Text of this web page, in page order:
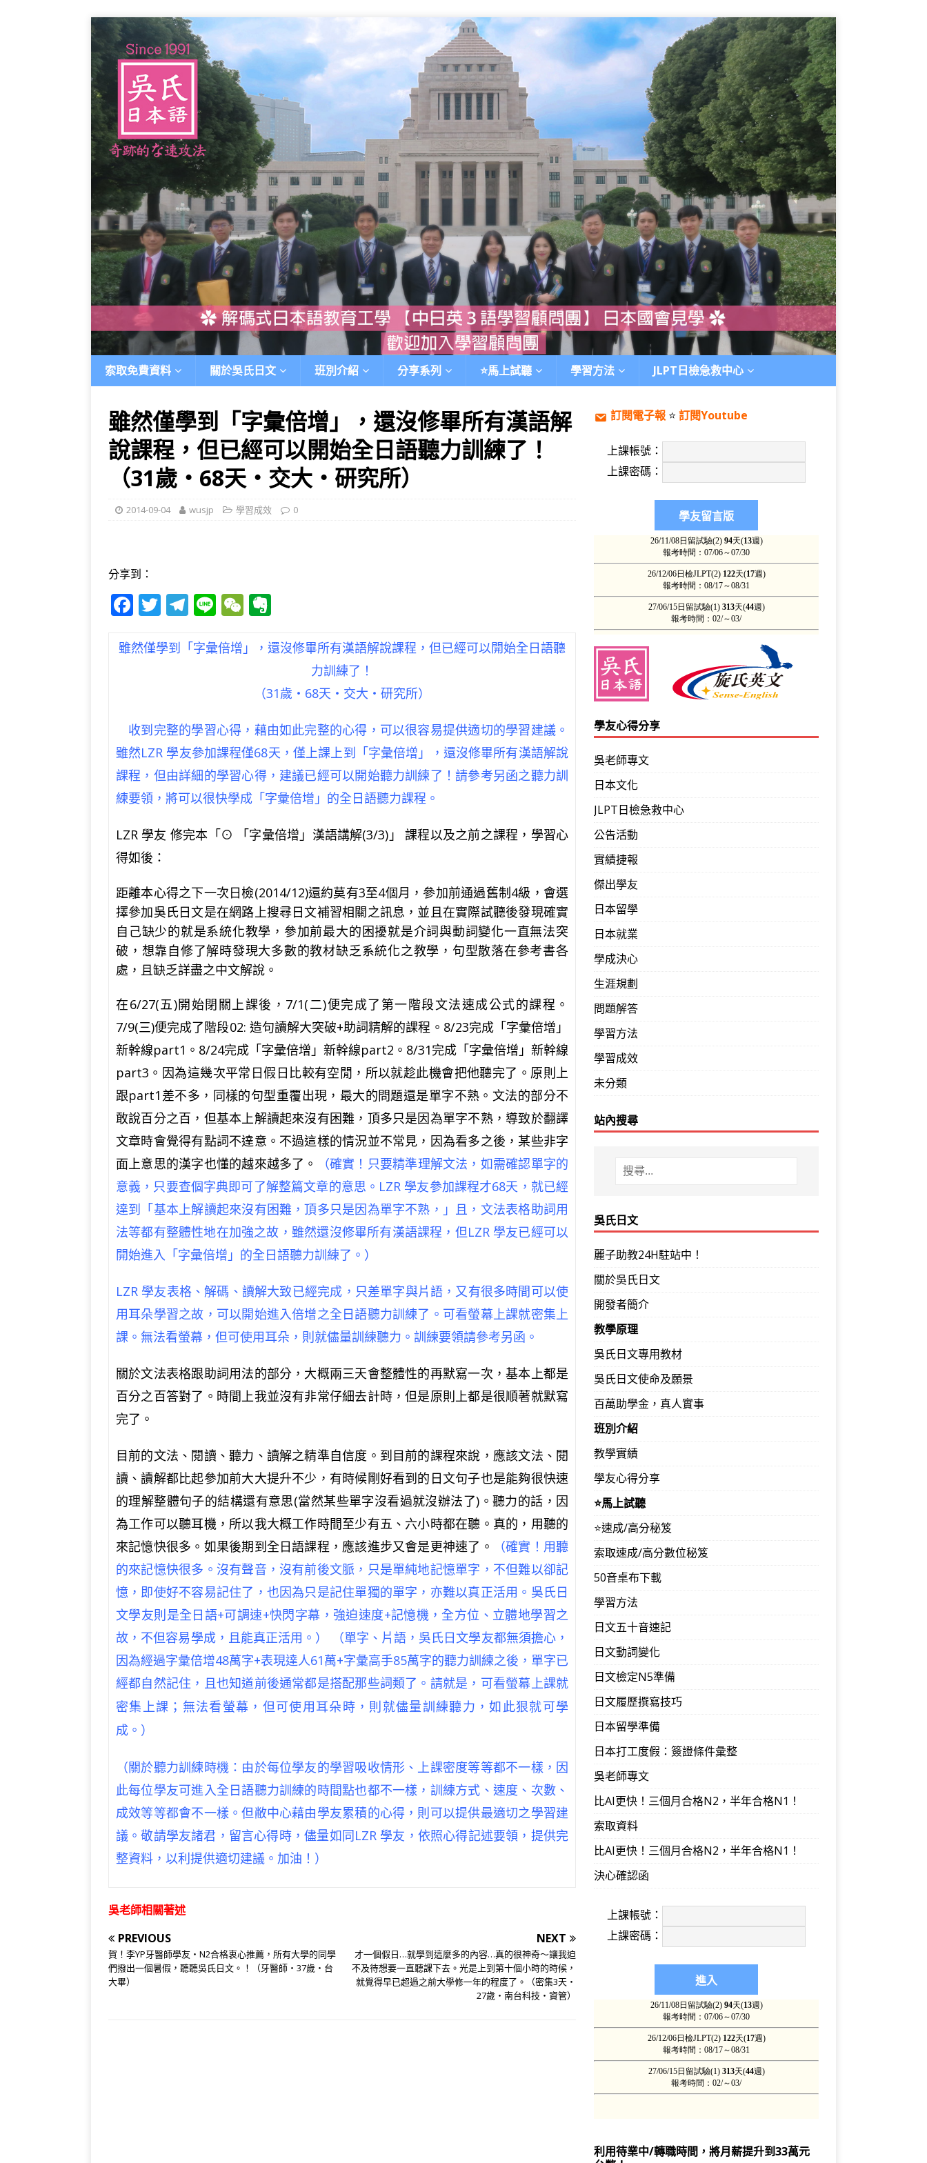
索取免費資料 關於吳氏日文 班別介紹 分享系列 ⭐️馬上試聽 學習方法 JLPT日檢急救中心
雖然僅學到「字彙倍增」，還沒修畢所有漢語解
說課程，但已經可以開始全日語聽力訓練了！
（31歲‧68天‧交大‧研究所）
2014-09-04 wusjp 學習成效 0
分享到：
F
c
o
k
T
it
T
e
Li
e
W
C
at
e
n
te
雖然僅學到「字彙倍增」，還沒修畢所有漢語解說課程，但已經可以開始全日語聽
力訓練了！
（31歲‧68天‧交大‧研究所）
收到完整的學習心得，藉由如此完整的心得，可以很容易提供適切的學習建議。
雖然LZR 學友參加課程僅68天，僅上課上到「字彙倍增」，還沒修畢所有漢語解說
課程，但由詳細的學習心得，建議已經可以開始聽力訓練了！請參考另函之聽力訓
練要領，將可以很快學成「字彙倍增」的全日語聽力課程。
LZR 學友 修完本「⊙ 「字彙倍增」漢語講解(3/3)」 課程以及之前之課程，學習心
得如後：
距離本心得之下一次日檢(2014/12)還約莫有3至4個月，參加前通過舊制4級，會選
擇參加吳氏日文是在網路上搜尋日文補習相關之訊息，並且在實際試聽後發現確實
自己缺少的就是系統化教學，參加前最大的困擾就是介詞與動詞變化一直無法突
破，想靠自修了解時發現大多數的教材缺乏系統化之教學，句型散落在參考書各
處，且缺乏詳盡之中文解說。
在6/27(五)開始閉關上課後， 7/1(二)便完成了第一階段文法速成公式的課程。
7/9(三)便完成了階段02: 造句讀解大突破+助詞精解的課程。 8/23完成「字彙倍增」
新幹線part1 。 8/24完成「字彙倍增」新幹線part2 。 8/31完成「字彙倍增」新幹線
part3 。因為這幾次平常日假日比較有空閒，所以就趁此機會把他聽完了。原則上
跟part1 差不多，同樣的句型重覆出現，最大的問題還是單字不熟。文法的部分不
敢說百分之百，但基本上解讀起來沒有困難，頂多只是因為單字不熟，導致於翻譯
文章時會覺得有點詞不達意。不過這樣的情況並不常見，因為看多之後，某些非字
面上意思的漢字也懂的越來越多了。
（確實！只要精準理解文法，如需確認單字的
意義，只要查個字典即可了解整篇文章的意思。LZR 學友參加課程才68天，就已經
達到「基本上解讀起來沒有困難，頂多只是因為單字不熟，」且，文法表格助詞用
法等都有整體性地在加強之故，雖然還沒修畢所有漢語課程，但LZR 學友已經可以
開始進入「字彙倍增」的全日語聽力訓練了。）
LZR 學友表格、解碼、讀解大致已經完成，只差單字與片語，又有很多時間可以使
用耳朵學習之故，可以開始進入倍增之全日語聽力訓練了。可看螢幕上課就密集上
課。無法看螢幕，但可使用耳朵，則就儘量訓練聽力。訓練要領請參考另函。
關於文法表格跟助詞用法的部分，大概兩三天會整體性的再默寫一次，基本上都是
百分之百答對了。時間上我並沒有非常仔細去計時，但是原則上都是很順著就默寫
完了。
目前的文法、閱讀、聽力、讀解之精準自信度。到目前的課程來說，應該文法、閱
讀、讀解都比起參加前大大提升不少，有時候剛好看到的日文句子也是能夠很快速
的理解整體句子的結構還有意思(當然某些單字沒看過就沒辦法了) 。聽力的話，因
為工作可以聽耳機，所以我大概工作時間至少有五、六小時都在聽。真的，用聽的
來記憶快很多。如果後期到全日語課程，應該進步又會是更神速了。
（確實！用聽
的來記憶快很多。沒有聲音，沒有前後文脈，只是單純地記憶單字，不但難以卻記
憶，即使好不容易記住了，也因為只是記住單獨的單字，亦難以真正活用。吳氏日
文學友則是全日語+可調速+快閃字幕，強迫速度+記憶機，全方位、立體地學習之
故，不但容易學成，且能真正活用。） （單字、片語，吳氏日文學友都無須擔心，
因為經過字彙倍增48萬字+表現達人61萬+字彙高手85萬字的聽力訓練之後，單字已
經都自然記住，且也知道前後通常都是搭配那些詞類了。請就是， 可看螢幕上課就
密集上課；無法看螢幕，但可使用耳朵時，則就儘量訓練聽力，如此狠就可學
成。 ）
（關於聽力訓練時機：由於每位學友的學習吸收情形、上課密度等等都不一樣，因
此每位學友可進入全日語聽力訓練的時間點也都不一樣，訓練方式、速度、次數、
成效等等都會不一樣。但敝中心藉由學友累積的心得，則可以提供最適切之學習建
議。敬請學友諸君，留言心得時，儘量如同LZR 學友，依照心得記述要領，提供完
整資料，以利提供適切建議。加油！）
吳老師相關著述
PREVIOUS
賀！李YP牙醫師學友‧N2合格衷心推薦，所有大學的同學
們撥出一個暑假，聽聽吳氏日文。！（牙醫師‧37歲‧台
大畢）
NEXT
才一個假日…就學到這麼多的內容…真的很神奇～讓我迫
不及待想要一直聽課下去。光是上到第十個小時的時候，
就覺得早已超過之前大學修一年的程度了。（密集3天‧
27歲‧南台科技‧資管）
訂閱電子報⭐️ 訂閱Youtube
上課帳號：
上課密碼：
學友心得分享
吳老師專文
日本文化
JLPT日檢急救中心
公告活動
實績捷報
傑出學友
日本留學
日本就業
學成決心
生涯規劃
問題解答
學習方法
學習成效
未分類
站內搜尋
吳氏日文
麗子助教24H駐站中！
關於吳氏日文
開發者簡介
教學原理
吳氏日文專用教材
吳氏日文使命及願景
百萬助學金，真人實事
班別介紹
教學實績
學友心得分享
⭐️馬上試聽
⭐️速成/高分秘笈
索取速成/高分數位秘笈
50音桌布下載
學習方法
日文五十音速記
日文動詞變化
日文檢定N5準備
日文履歷撰寫技巧
日本留學準備
日本打工度假：簽證條件彙整
吳老師專文
比AI更快！三個月合格N2，半年合格N1！
索取資料
比AI更快！三個月合格N2，半年合格N1！
決心確認函
上課帳號：
上課密碼：
利用待業中/轉職時間，將月薪提升到33萬元